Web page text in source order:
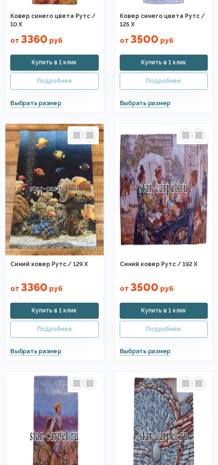
Ковер синего цвета Рутс /
10 X
от 3360 руб
Ковер синего цвета Рутс /
125 X
от 3500 руб
Синий ковер Рутс / 129 X
от 3360 руб
Синий ковер Рутс / 192 X
от 3500 руб